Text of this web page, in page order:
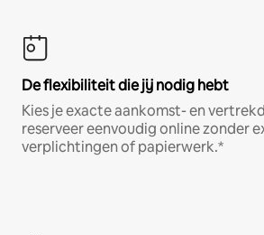
De flexibiliteit die jij nodig hebt
Kies je exacte aankomst- en
reserveer eenvoudig online zonder
verplichtingen of papierwerk.*